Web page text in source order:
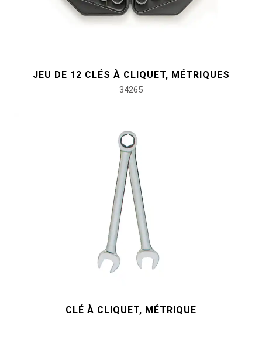
#outils de carrosserie et d'intérieur
JEU DE 12 CLÉS À CLIQUET, MÉTRIQUES
34265
CLÉ À CLIQUET, MÉTRIQUE